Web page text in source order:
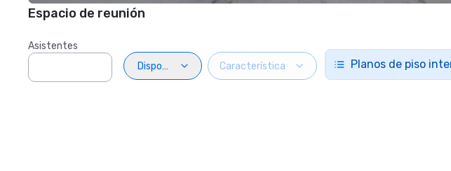
Espacio de reunión
Asistentes
Disposiciön
Característica Planos de piso